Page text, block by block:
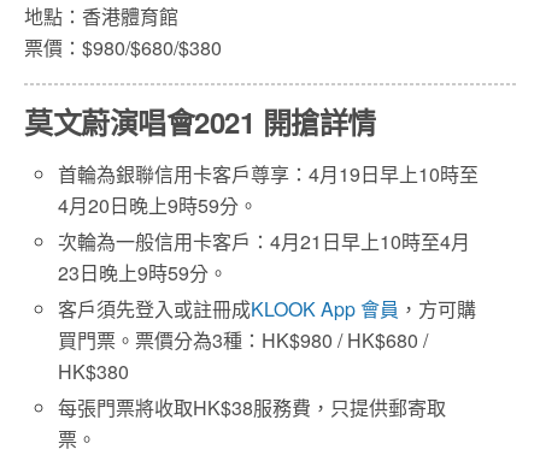
地點：香港體育館
票價：$980/$680/$380
莫文蔚演唱會2021 開搶詳情
首輪為銀聯信用卡客戶尊享：4月19日早上10時至
4月20日晚上9時59分。
次輪為一般信用卡客戶：4月21日早上10時至4月
23日晚上9時59分。
客戶須先登入或註冊成KLOOK App 會員 ，方可購
買門票。票價分為3種：HK$980 / HK$680 /
HK$380
每張門票將收取HK$38服務費，只提供郵寄取
票。